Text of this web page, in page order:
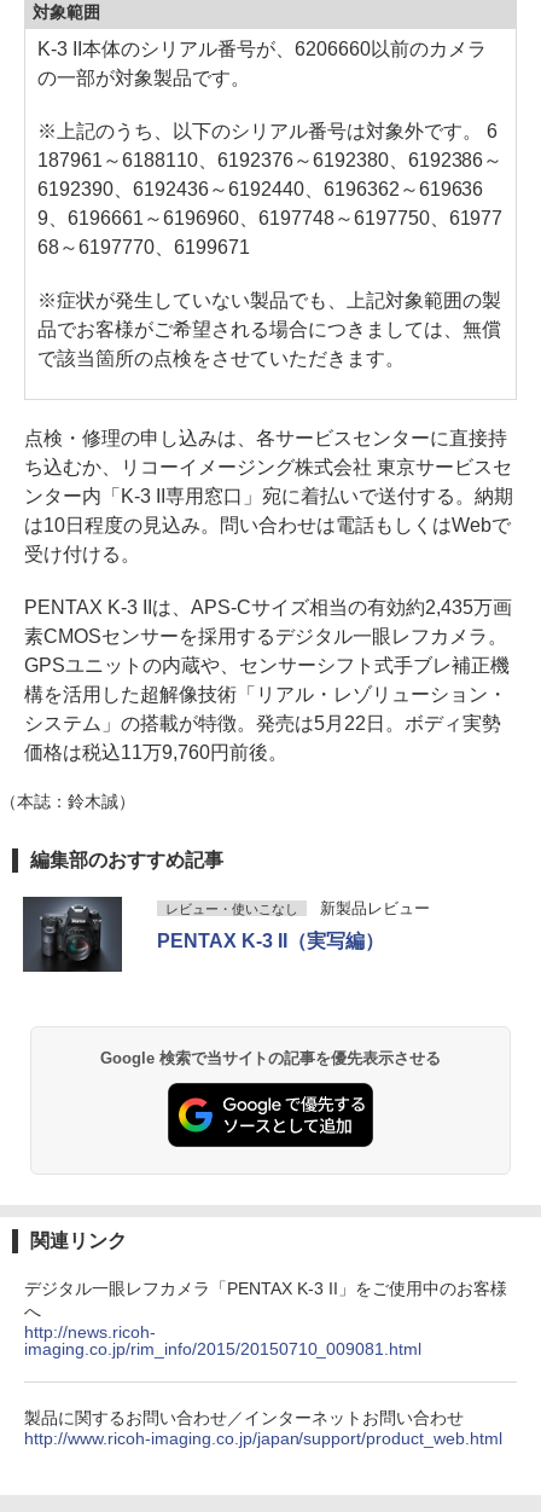
対象範囲
K-3 II本体のシリアル番号が、6206660以前のカメラ
の一部が対象製品です。
※上記のうち、以下のシリアル番号は対象外です。 6
187961～6188110、6192376～6192380、6192386～
6192390、6192436～6192440、6196362～619636
9、6196661～6196960、6197748～6197750、61977
68～6197770、6199671
※症状が発生していない製品でも、上記対象範囲の製
品でお客様がご希望される場合につきましては、無償
で該当箇所の点検をさせていただきます。
点検・修理の申し込みは、各サービスセンターに直接持
ち込むか、リコーイメージング株式会社 東京サービスセ
ンター内「K-3 II専用窓口」宛に着払いで送付する。納期
は10日程度の見込み。問い合わせは電話もしくはWebで
受け付ける。
PENTAX K-3 IIは、APS-Cサイズ相当の有効約2,435万画
素CMOSセンサーを採用するデジタル一眼レフカメラ。
GPSユニットの内蔵や、センサーシフト式手ブレ補正機
構を活用した超解像技術「リアル・レゾリューション・
システム」の搭載が特徴。発売は5月22日。ボディ実勢
価格は税込11万9,760円前後。
（本誌：鈴木誠）
編集部のおすすめ記事
レビュー・使いこなし 新製品レビュー
PENTAX K-3 II（実写編）
Google 検索で当サイトの記事を優先表示させる
関連リンク
デジタル一眼レフカメラ「PENTAX K-3 II」をご使用中のお客様
へ
http://news.ricoh-
imaging.co.jp/rim_info/2015/20150710_009081.html
製品に関するお問い合わせ／インターネットお問い合わせ
http://www.ricoh-imaging.co.jp/japan/support/product_web.html